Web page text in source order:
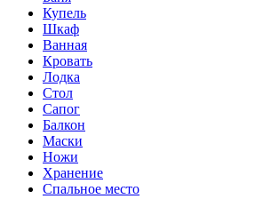
Купель
Шкаф
Ванная
Кровать
Лодка
Стол
Сапог
Балкон
Маски
Ножи
Хранение
Спальное место